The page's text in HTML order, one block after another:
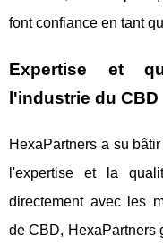
font confiance en tant
Expertise et
l'industrie du CBD
HexaPartners a su
l'expertise et la
directement avec les
de CBD, HexaPartners